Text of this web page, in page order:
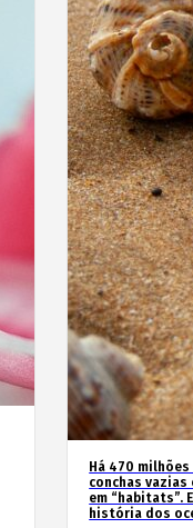
Há 470
conchas
em “habitats”.
história dos